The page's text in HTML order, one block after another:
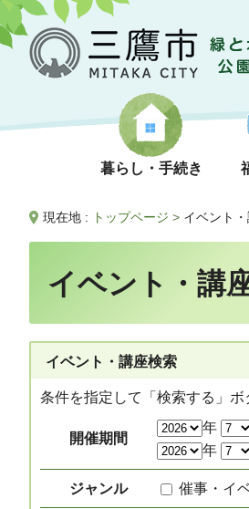
暮らし・手続き
現在地 : トップページ > イベント
イベント・講
イベント・講座検索
条件を指定して「検索する」ボ
開催期間
年
年
ジャンル 催事・イ